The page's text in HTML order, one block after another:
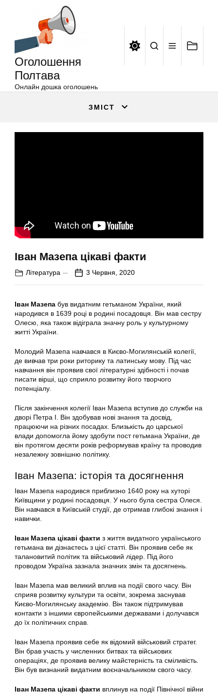
Оголошення
Полтава
Онлайн дошка оголошень
ЗМІСТ
Іван Мазепа цікаві факти
Література 3 Червня, 2020
Іван Мазепа був видатним гетьманом України, який
народився в 1639 році в родині посадовця. Він мав сестру
Олесю, яка також відіграла значну роль у культурному
житті України.
Молодий Мазепа навчався в Києво-Могилянській колегії,
де вивчав три роки риторику та латинську мову. Під час
навчання він проявив свої літературні здібності і почав
писати вірші, що сприяло розвитку його творчого
потенціалу.
Після закінчення колегії Іван Мазепа вступив до служби на
дворі Петра І. Він здобував нові знання та досвід,
працюючи на різних посадах. Близькість до царської
влади допомогла йому здобути пост гетьмана України, де
він протягом десяти років реформував країну та проводив
незалежну зовнішню політику.
Іван Мазепа: історія та досягнення
Іван Мазепа народився приблизно 1640 року на хуторі
Київщини у родині посадовця. У нього була сестра Олеся.
Він навчався в Київській студії, де отримав глибокі знання і
навички.
Іван Мазепа цікаві факти з життя видатного українського
гетьмана ви дізнаєтесь з цієї статті. Він проявив себе як
талановитий політик та військовий лідер. Під його
проводом Україна зазнала значних змін та досягнень.
Іван Мазепа мав великий вплив на події свого часу. Він
сприяв розвитку культури та освіти, зокрема заснував
Києво-Могилянську академію. Він також підтримував
контакти з іншими європейськими державами і долучався
до їх політичних справ.
Іван Мазепа проявив себе як відомий військовий стратег.
Він брав участь у численних битвах та військових
операціях, де проявив велику майстерність та сміливість.
Він був визнаний видатним воєначальником свого часу.
Іван Мазепа цікаві факти вплинув на події Північної війни